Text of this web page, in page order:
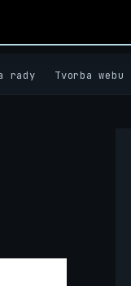
rady Tvorba webu